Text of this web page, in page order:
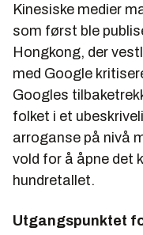
Kinesiske medier
som først ble
Hongkong, der
med Google
Googles
folket i et
arroganse på nivå
vold for å åpne det
hundretallet.
Utgangspunktet